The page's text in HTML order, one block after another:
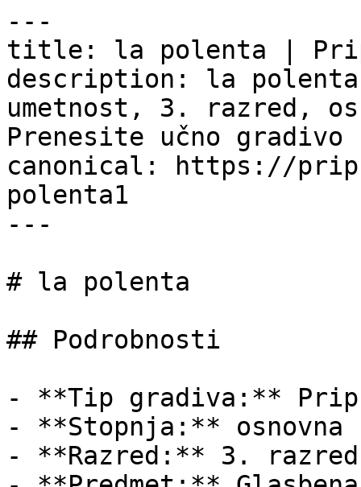
---
title: la polenta |
description: la
umetnost, 3. razred,
Prenesite učno
canonical: https://
polenta1
---
# la polenta
## Podrobnosti
- **Tip gradiva:**
- **Stopnja:** osnovna
- **Razred:** 3. razred